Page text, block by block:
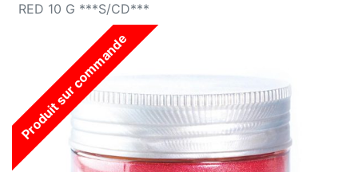
RED 10 G ***S/CD***
Produit sur commande